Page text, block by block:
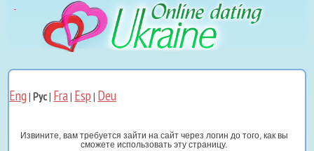
Eng |Рус| Fra| Esp | Deu
Извините, вам требуется зайти на сайт через логин до того, как вы
сможете использовать эту страницу.